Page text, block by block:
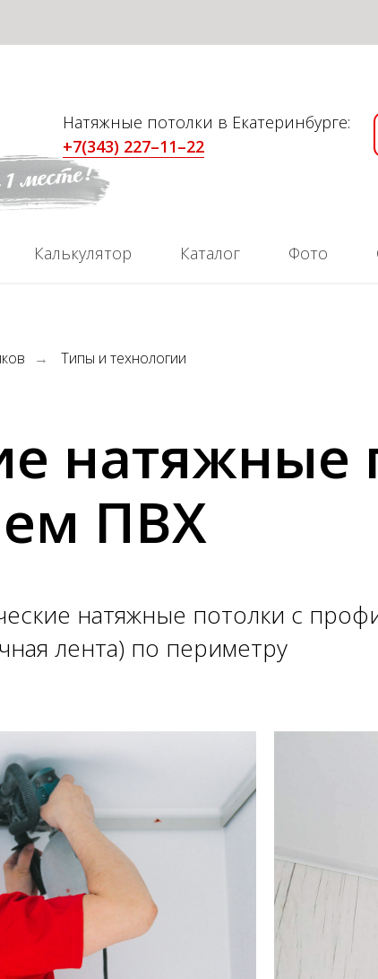
Натяжные потолки в Екатеринбурге:
+7(343) 227–11–22
Калькулятор Каталог Фото
→ Типы и технологии
натяжные
ПВХ
натяжные потолки с
лента) по периметру